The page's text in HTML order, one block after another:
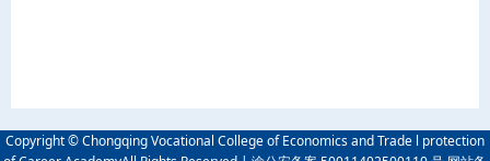
Copyright © Chongqing Vocational College of Economics and Trade l protection